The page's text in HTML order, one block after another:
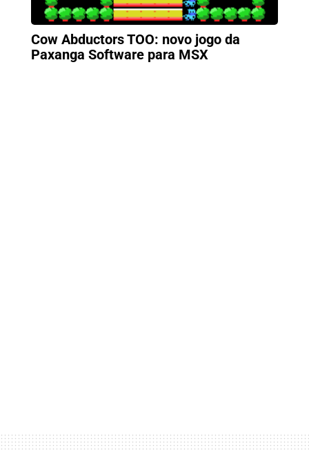
Cow Abductors TOO: novo jogo da
Paxanga Software para MSX